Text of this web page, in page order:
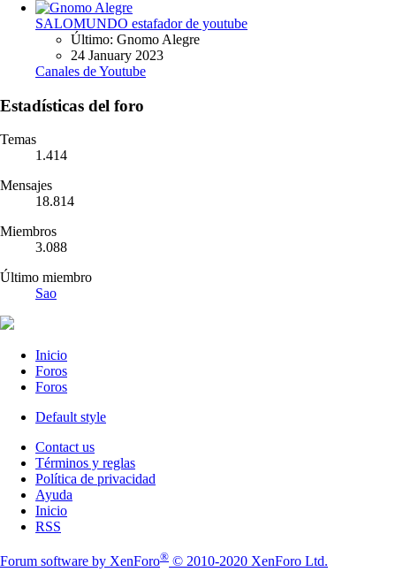
SALOMUNDO estafador de youtube
Último: Gnomo Alegre
24 January 2023
Canales de Youtube
Estadísticas del foro
Temas
1.414
Mensajes
18.814
Miembros
3.088
Último miembro
Sao
Inicio
Foros
Foros
Default style
Contact us
Términos y reglas
Política de privacidad
Ayuda
Inicio
RSS
Forum software by XenForo® © 2010-2020 XenForo Ltd.